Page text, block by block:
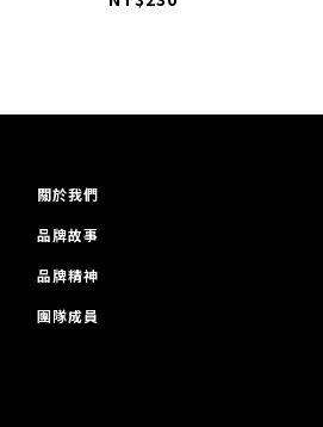
關於我們
品牌故事
品牌精神
團隊成員